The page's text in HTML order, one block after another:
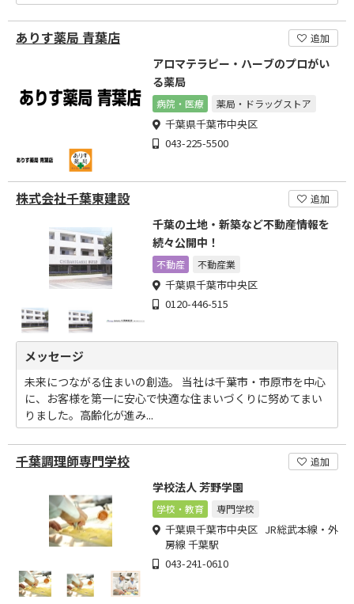
ありす薬局 青葉店 追加
アロマテラピー・ハーブのプロがい
る薬局
病院・医療 薬局・ドラッグストア
千葉県千葉市中央区
043-225-5500
株式会社千葉東建設 追加
千葉の土地・新築など不動産情報を
続々公開中！
不動産 不動産業
千葉県千葉市中央区
0120-446-515
メッセージ
未来につながる住まいの創造。 当社は千葉市・市原市を中心
に、お客様を第一に安心で快適な住まいづくりに努めてまい
りました。高齢化が進み...
千葉調理師専門学校 追加
学校法人 芳野学園
学校・教育 専門学校
千葉県千葉市中央区 JR総武本線・外
房線 千葉駅
043-241-0610